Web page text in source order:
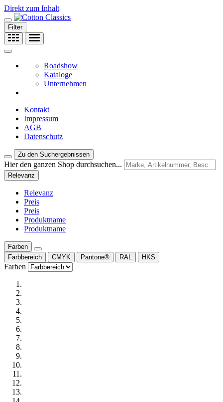
Direkt zum Inhalt
Filter
Roadshow
Kataloge
Unternehmen
Kontakt
Impressum
AGB
Datenschutz
Zu den Suchergebnissen
Hier den ganzen Shop durchsuchen...
Relevanz
Relevanz
Preis
Preis
Produktname
Produktname
Farben
Farbbereich
CMYK Pantone® RAL HKS
Farben